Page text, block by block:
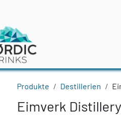
Produkte Destillerien
Eimverk Distillery